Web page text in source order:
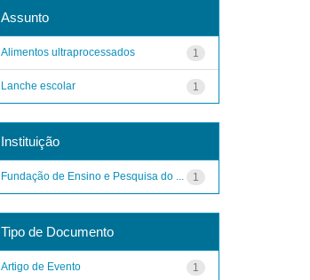
Assunto
1
Alimentos ultraprocessados
1
Lanche escolar
Instituição
1
Fundação de Ensino e Pesquisa do ...
Tipo de Documento
1
Artigo de Evento